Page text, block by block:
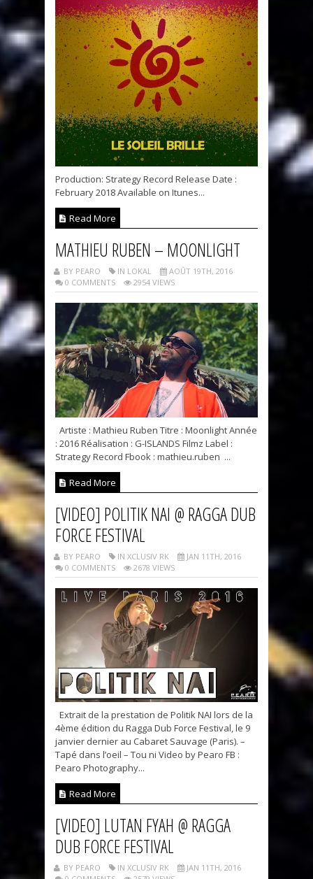
Production: Strategy Record Release Date :
February 2018 Available on Itunes...
Read More
MATHIEU RUBEN – MOONLIGHT
BY PEARO IN LOKAL
AOÛT 19TH, 2016
0 COMMENTS
2954 VIEWS
Artiste : Mathieu Ruben Titre : Moonlight Année
: 2016 Réalisation : G-ISLANDS Filmz Label :
Strategy Record Fbook : mathieu.ruben ...
Read More
[VIDEO] POLITIK NAI @ RAGGA DUB
FORCE FESTIVAL
BY PEARO IN XCLUSIV RK
JAN 11TH, 2016
0 COMMENTS
2678 VIEWS
Extrait de la prestation de Politik NAI lors de la
4ème édition du Ragga Dub Force Festival, le 9
janvier dernier au Cabaret Sauvage (Paris). –
Tapé dans l’oeil – Tou ni Video by Pearo FB :
Pearo Photography...
Read More
[VIDEO] LUTAN FYAH @ RAGGA
DUB FORCE FESTIVAL
BY PEARO IN XCLUSIV RK
JAN 11TH, 2016